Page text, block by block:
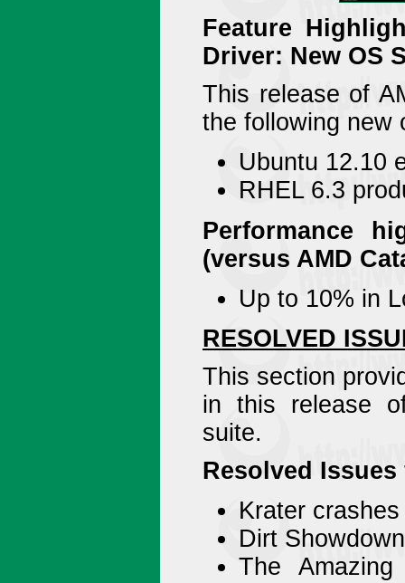
Feature
Driver: New OS
This release of
the following new
Ubuntu 12.10
RHEL 6.3
Performance
(versus AMD
Up to 10% in
RESOLVED
This section
in this release
suite.
Resolved
Krater
Dirt
The